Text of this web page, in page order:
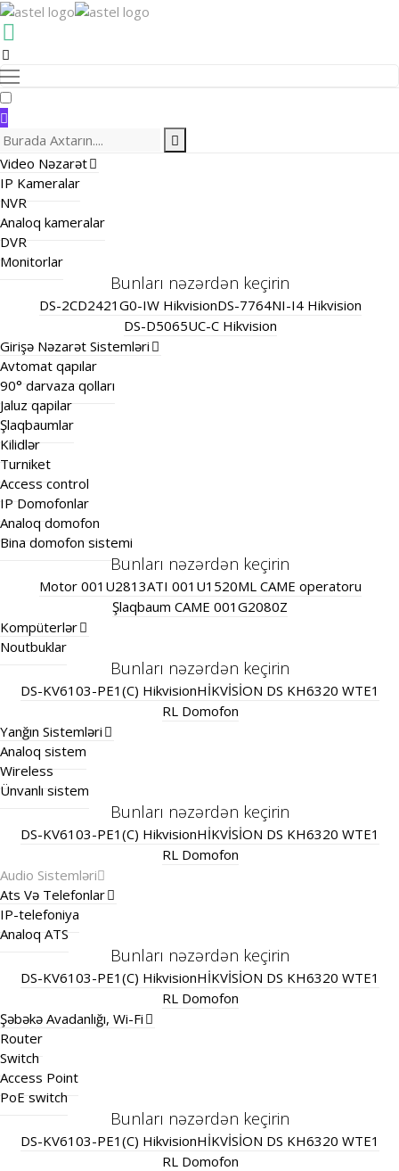
Video Nəzarət
IP Kameralar
NVR
Analoq kameralar
DVR
Monitorlar
Bunları nəzərdən keçirin
DS-2CD2421G0-IW HikvisionDS-7764NI-I4 Hikvision
DS-D5065UC-C Hikvision
Girişə Nəzarət Sistemləri
Avtomat qapılar
90° darvaza qolları
Jaluz qapilar
Şlaqbaumlar
Kilidlər
Turniket
Access control
IP Domofonlar
Analoq domofon
Bina domofon sistemi
Bunları nəzərdən keçirin
Motor 001U2813ATI 001U1520ML CAME operatoru
Şlaqbaum CAME 001G2080Z
Kompüterlər
Noutbuklar
Bunları nəzərdən keçirin
DS-KV6103-PE1(C) HikvisionHİKVİSİON DS KH6320 WTE1
RL Domofon
Yanğın Sistemləri
Analoq sistem
Wireless
Ünvanlı sistem
Bunları nəzərdən keçirin
DS-KV6103-PE1(C) HikvisionHİKVİSİON DS KH6320 WTE1
RL Domofon
Audio Sistemləri
Ats Və Telefonlar
IP-telefoniya
Analoq ATS
Bunları nəzərdən keçirin
DS-KV6103-PE1(C) HikvisionHİKVİSİON DS KH6320 WTE1
RL Domofon
Şəbəkə Avadanlığı, Wi-Fi
Router
Switch
Access Point
PoE switch
Bunları nəzərdən keçirin
DS-KV6103-PE1(C) HikvisionHİKVİSİON DS KH6320 WTE1
RL Domofon